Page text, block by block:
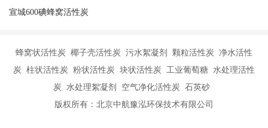
宣城600碘蜂窝活性炭
蜂窝状活性炭 椰子壳活性炭 污水絮凝剂 颗粒活性炭 净水活性
炭 柱状活性炭 粉状活性炭 块状活性炭 工业葡萄糖 水处理活性
炭 水处理絮凝剂 空气净化活性炭 石英砂
版权所有：北京中航豫泓环保技术有限公司